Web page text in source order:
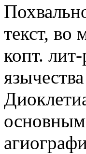
текст, во
копт.